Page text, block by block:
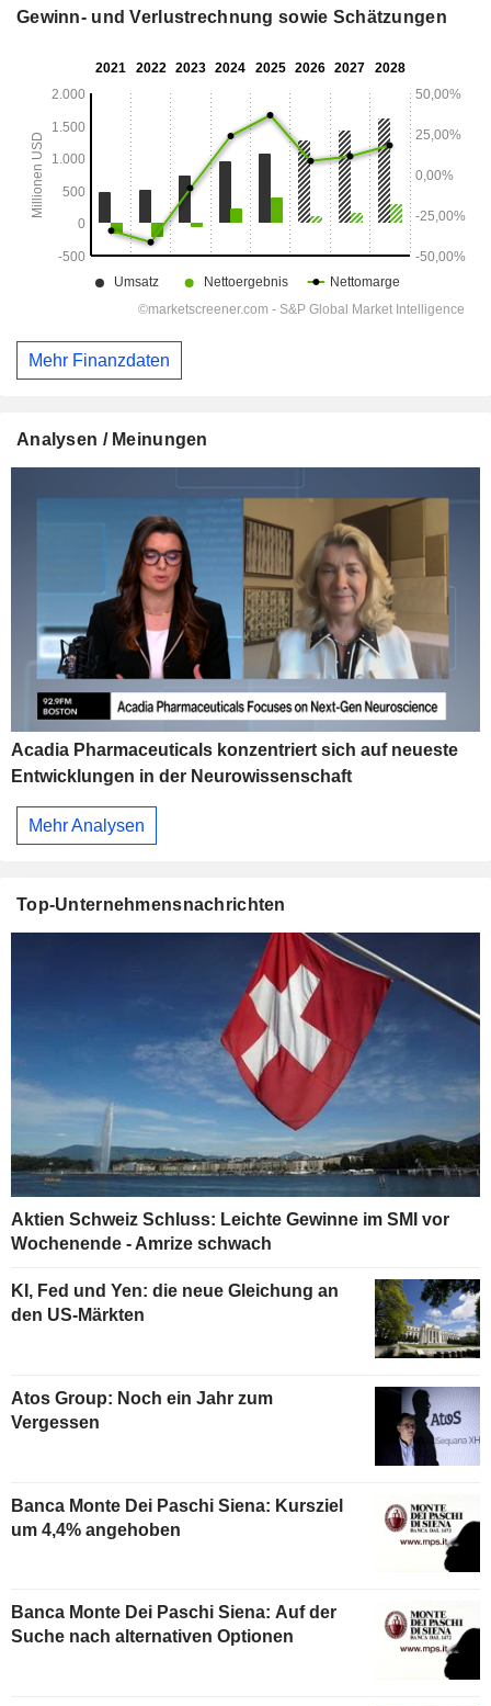
Gewinn- und Verlustrechnung sowie Schätzungen
Mehr Finanzdaten
Analysen / Meinungen
Acadia Pharmaceuticals konzentriert sich auf neueste
Entwicklungen in der Neurowissenschaft
Mehr Analysen
Top-Unternehmensnachrichten
Aktien Schweiz Schluss: Leichte Gewinne im SMI vor
Wochenende - Amrize schwach
KI, Fed und Yen: die neue Gleichung an
den US-Märkten
Atos Group: Noch ein Jahr zum
Vergessen
Banca Monte Dei Paschi Siena: Kursziel
um 4,4% angehoben
Banca Monte Dei Paschi Siena: Auf der
Suche nach alternativen Optionen